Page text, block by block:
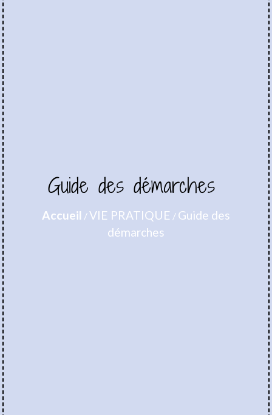
Guide des démarches
Accueil /VIE PRATIQUE / Guide des
démarches